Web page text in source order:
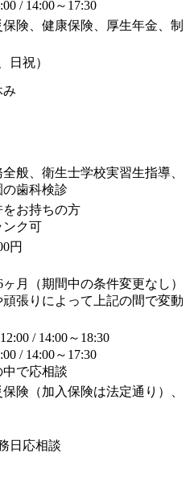
/ 14:00～17:30
険、健康保険、厚生年金、制
日祝）
み
般、衛生士学校実習生指導、
歯科検診
お持ちの方
ク可
円
月（期間中の条件変更なし）
張りによって上記の間で変動
/ 14:00～18:30
/ 14:00～17:30
で応相談
険（加入保険は法定通り）、
日応相談